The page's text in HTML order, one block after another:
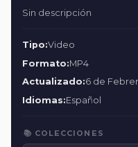
Sin descripción
Tipo:Video
Formato:MP4
Actualizado:6 de
Idiomas:Español
📚 COLECCIONES